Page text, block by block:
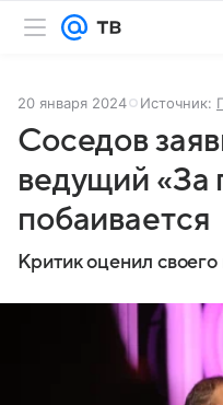
20 января 2024 Источник:
Соседов
ведущий «За
побаивается
Критик оценил